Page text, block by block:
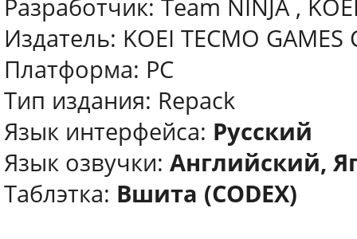
Разработчик: Team NINJA ,
Издатель: KOEI TECMO GAMES
Платформа: PC
Тип издания: Repack
Язык интерфейса: Русский
Язык озвучки: Английский,
Таблэтка: Вшита (CODEX)